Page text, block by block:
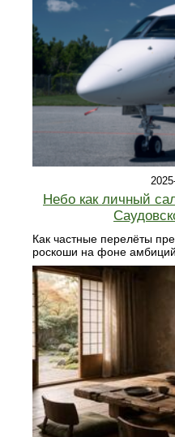
Небо как личный
Как частные перелёты
роскоши на фоне амбиций